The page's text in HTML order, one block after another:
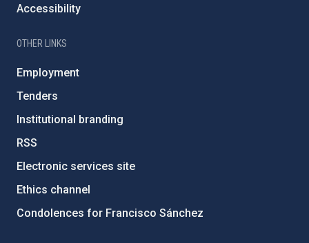
Accessibility
OTHER LINKS
Employment
Tenders
Institutional branding
RSS
Electronic services site
Ethics channel
Condolences for Francisco Sánchez